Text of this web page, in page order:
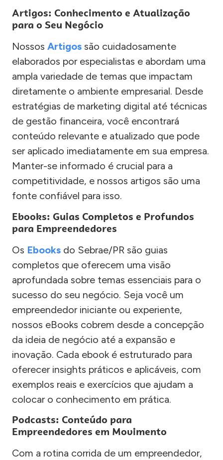
Artigos: Conhecimento e Atualização
para o Seu Negócio
Nossos Artigos são cuidadosamente
elaborados por especialistas e abordam uma
ampla variedade de temas que impactam
diretamente o ambiente empresarial. Desde
estratégias de marketing digital até técnicas
de gestão financeira, você encontrará
conteúdo relevante e atualizado que pode
ser aplicado imediatamente em sua empresa.
Manter-se informado é crucial para a
competitividade, e nossos artigos são uma
fonte confiável para isso.
Ebooks: Guias Completos e Profundos
para Empreendedores
Os Ebooks do Sebrae/PR são guias
completos que oferecem uma visão
aprofundada sobre temas essenciais para o
sucesso do seu negócio. Seja você um
empreendedor iniciante ou experiente,
nossos eBooks cobrem desde a concepção
da ideia de negócio até a expansão e
inovação. Cada ebook é estruturado para
oferecer insights práticos e aplicáveis, com
exemplos reais e exercícios que ajudam a
colocar o conhecimento em prática.
Podcasts: Conteúdo para
Empreendedores em Movimento
Com a rotina corrida de um empreendedor,